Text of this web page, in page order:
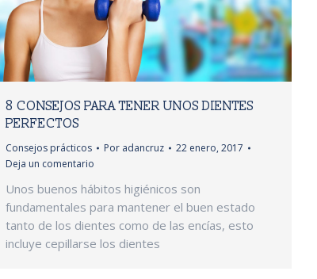
8 CONSEJOS PARA TENER UNOS DIENTES
PERFECTOS
Consejos prácticos Por adancruz
22 enero, 2017
Deja un comentario
Unos buenos hábitos higiénicos son
fundamentales para mantener el buen estado
tanto de los dientes como de las encías, esto
incluye cepillarse los dientes